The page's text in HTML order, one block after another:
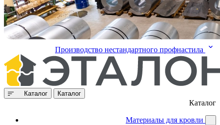
Производство нестандартного профнастила
Каталог Каталог
Каталог
Материалы для кровли